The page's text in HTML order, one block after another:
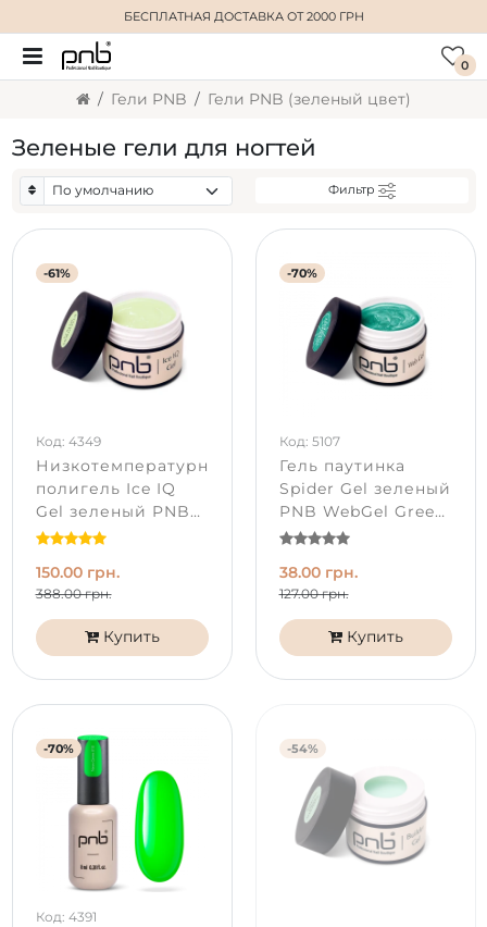
БЕСПЛАТНАЯ ДОСТАВКАОТ 2000 ГРН
0
Гели PNB Гели PNB (зеленый цвет)
Зеленые гели для ногтей
Фильтр
-61%
Код: 4349
Низкотемпературный
полигель Ice IQ
Gel зеленый PNB
Molucella (15 мл)
150.00 грн.
388.00 грн.
Купить
-70%
Код: 5107
Гель паутинка
Spider Gel зеленый
PNB WebGel Green
(5 мл)
38.00 грн.
127.00 грн.
Купить
-70%
Код: 4391
-54%